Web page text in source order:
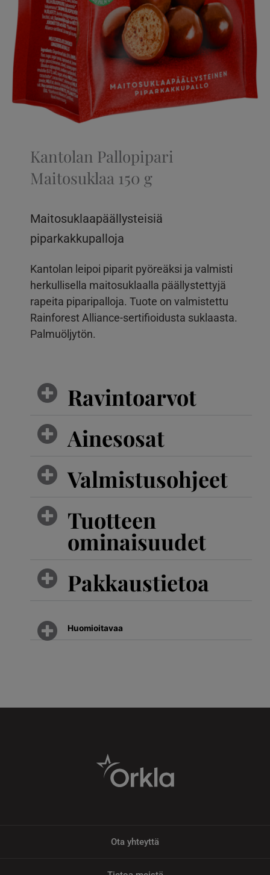
Kantolan Pallopipari
Maitosuklaa 150 g
Maitosuklaapäällysteisiä
piparkakkupalloja
Kantolan leipoi piparit pyöreäksi ja valmisti
herkullisella maitosuklaalla päällystettyjä
rapeita piparipalloja. Tuote on valmistettu
Rainforest Alliance-sertifioidusta suklaasta.
Palmuöljytön.
Ravintoarvot
Ainesosat
Valmistusohjeet
Tuotteen
ominaisuudet
Pakkaustietoa
Huomioitavaa
Ota yhteyttä